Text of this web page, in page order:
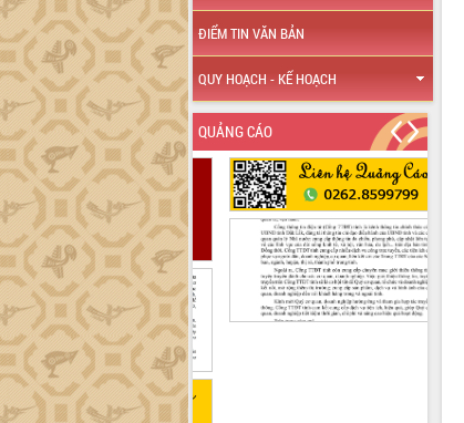
ĐIỂM TIN VĂN BẢN
QUY HOẠCH - KẾ HOẠCH
QUẢNG CÁO